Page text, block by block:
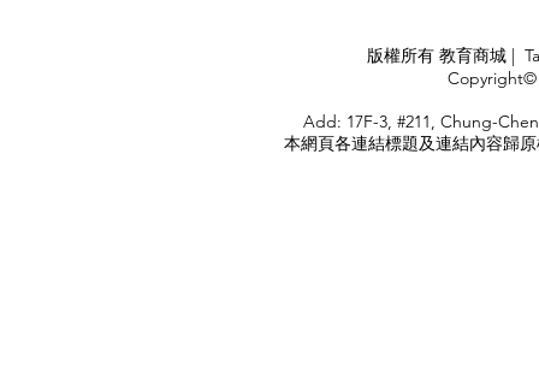
版權所有 教育商城 |
Copyright©
Add: 17F-3, #211, Chung-
本網頁各連結標題及連結內容歸